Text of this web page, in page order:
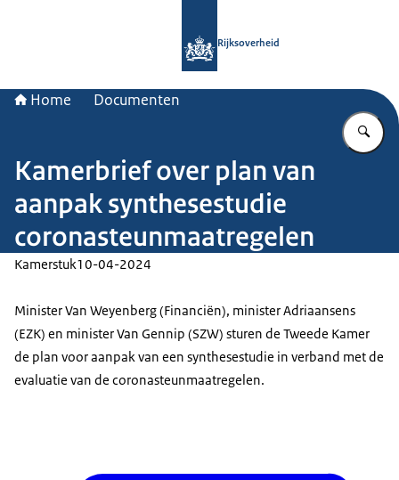
Rijksoverheid
Home Documenten
Kamerbrief over plan van
aanpak synthesestudie
coronasteunmaatregelen
Kamerstuk10-04-2024
Minister Van Weyenberg (Financiën), minister Adriaansens
(EZK) en minister Van Gennip (SZW) sturen de Tweede Kamer
de plan voor aanpak van een synthesestudie in verband met de
evaluatie van de coronasteunmaatregelen.